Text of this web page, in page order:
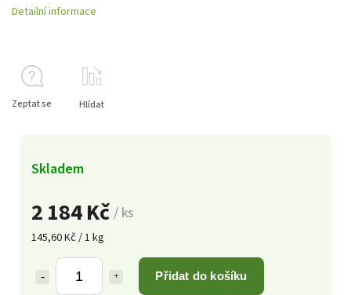
2 184 Kč/ ks
145,60 Kč / 1 kg
Přidat do košíku
Skladem
Detailní informace
Zeptat se Hlídat